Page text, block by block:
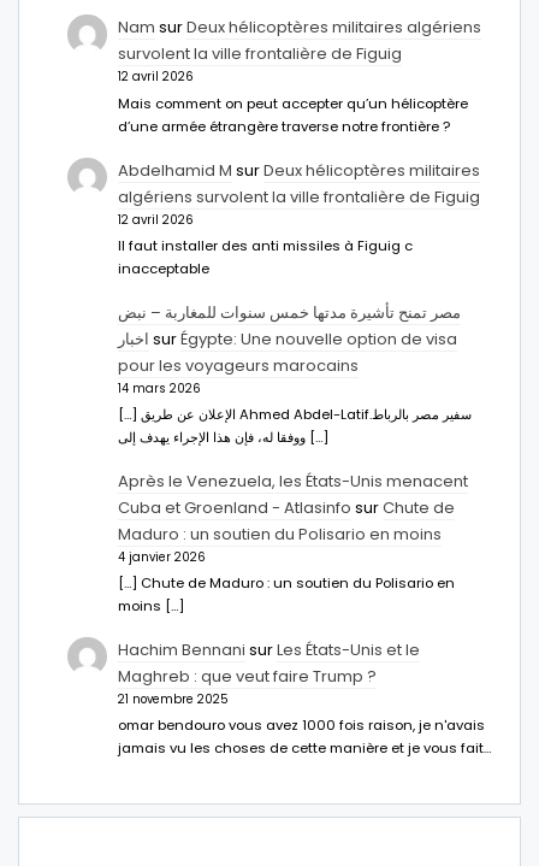
Nam surDeux hélicoptères militaires algériens
survolent la ville frontalière de Figuig
12 avril 2026
Mais comment on peut accepter qu’un hélicoptère
d’une armée étrangère traverse notre frontière ?
Abdelhamid M surDeux hélicoptères militaires
algériens survolent la ville frontalière de Figuig
12 avril 2026
Il faut installer des anti missiles à Figuig c
inacceptable
مصر تمنح تأشيرة مدتها خمس سنوات للمغاربة – نبض
اخبار surÉgypte: Une nouvelle option de visa
pour les voyageurs marocains
14 mars 2026
[…] الإعلان عن طريق Ahmed Abdel-Latifسفير مصر بالرباط.
ووفقا له، فإن هذا الإجراء يهدف إلى […]
Après le Venezuela, les États-Unis menacent
Cuba et Groenland - Atlasinfo surChute de
Maduro : un soutien du Polisario en moins
4 janvier 2026
[…] Chute de Maduro : un soutien du Polisario en
moins […]
Hachim Bennani surLes États-Unis et le
Maghreb : que veut faire Trump ?
21 novembre 2025
omar bendouro vous avez 1000 fois raison, je n'avais
jamais vu les choses de cette manière et je vous fait…